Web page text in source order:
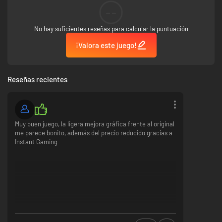
Nuestro protagonista, Geo Stelar, de 11 años, se niega ir a la escuela,
Una noche, mientras contempla las estrellas en el observatorio como
suele hacer, ¡su Transer capta de repente una señal del espacio y Geo
ondas electromagnéticas, se alza frente a él...
Mega Man Star Force Leo
Mega Man Star Force 2 Zerker x Ninja
Mega Man Star Force 2 Zerker x Saurian
Mega Man Star Force 3 Black Ace
No hay suficientes reseñas para calcular la puntuación
¡Valora este juego!
Reseñas recientes
Muy buen juego, la ligera mejora gráfica frente al original
me parece bonito, además del precio reducido gracias a
Instant Gaming